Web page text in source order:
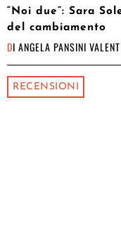
“Noi due”: Sara
del cambiamento
DI ANGELA PANSINI
RECENSIONI